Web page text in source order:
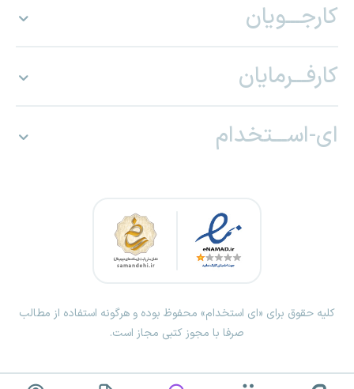
کارجـــویان
کارفـــرمایان
ای-اســـتخدام
کلیه حقوق برای «ای استخدام» محفوظ بوده و هرگونه استفاده از مطالب
صرفا با مجوز کتبی مجاز است.